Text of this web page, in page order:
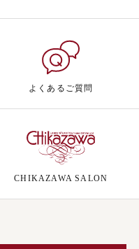
よくあるご質問
CHIKAZAWA SALON